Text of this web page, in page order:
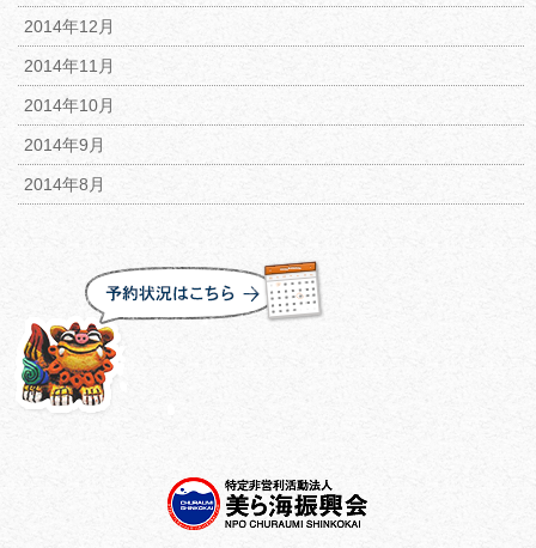
2014年12月
2014年11月
2014年10月
2014年9月
2014年8月